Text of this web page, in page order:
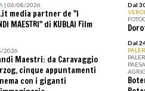
| 06/08/2026
media partner de "I
MAESTRI" di KUBLAI Film
2026
Maestri: da Caravaggio
cinque appuntamenti
con i giganti
Dal
Dal